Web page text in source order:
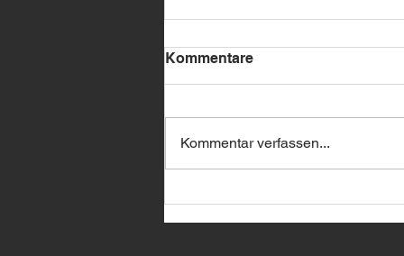
Kommentare
Kommentar verfassen...